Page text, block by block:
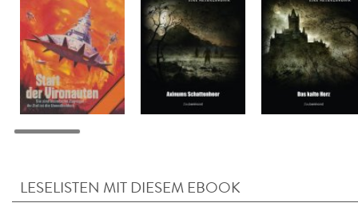
LESELISTEN MIT DIESEM EBOOK